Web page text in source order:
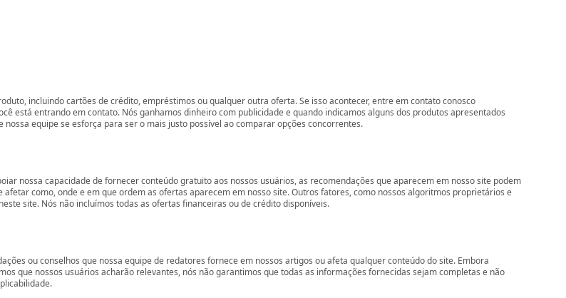
incluindo cartões de crédito, empréstimos ou qualquer outra oferta. Se isso acontecer, entre em contato conosco
está entrando em contato. Nós ganhamos dinheiro com publicidade e quando indicamos alguns dos produtos apresentados
equipe se esforça para ser o mais justo possível ao comparar opções concorrentes.
nossa capacidade de fornecer conteúdo gratuito aos nossos usuários, as recomendações que aparecem em nosso site podem
como, onde e em que ordem as ofertas aparecem em nosso site. Outros fatores, como nossos algoritmos proprietários e
site. Nós não incluímos todas as ofertas financeiras ou de crédito disponíveis.
ou conselhos que nossa equipe de redatores fornece em nossos artigos ou afeta qualquer conteúdo do site. Embora
que nossos usuários acharão relevantes, nós não garantimos que todas as informações fornecidas sejam completas e não